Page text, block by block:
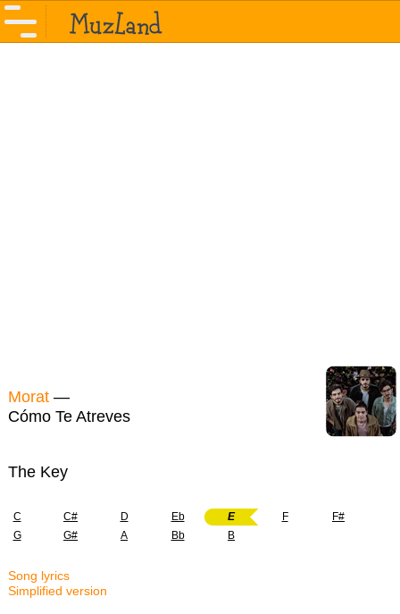
Morat —
Cómo Te Atreves
The Key
C C# D Eb E F
F#
G
G# A Bb B
Song lyrics
Simplified version